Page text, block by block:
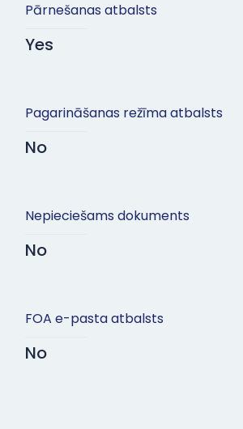
Pārnešanas atbalsts
Yes
Pagarināšanas režīma atbalsts
No
Nepieciešams dokuments
No
FOA e-pasta atbalsts
No